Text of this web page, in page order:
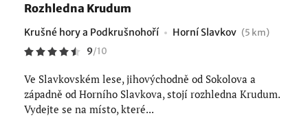
Rozhledna Krudum
Krušné hory a Podkrušnohoří Horní Slavkov (5 km)
9/10
Ve Slavkovském lese, jihovýchodně od Sokolova a
západně od Horního Slavkova, stojí rozhledna Krudum.
Vydejte se na místo, které...